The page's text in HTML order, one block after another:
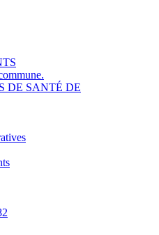
DE SANTÉ DE